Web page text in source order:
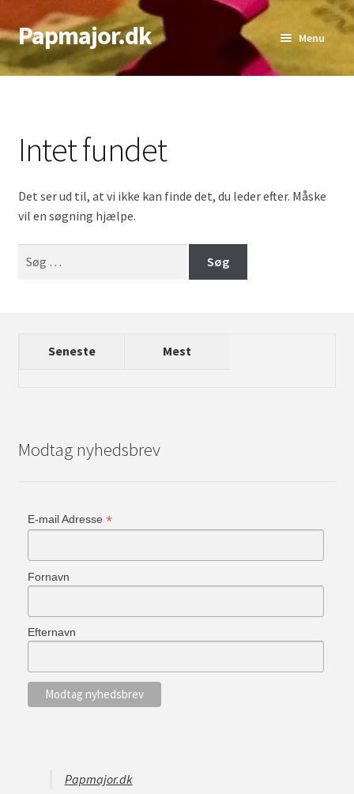
Spring
til
navigation
Spring
til
indhold
Papmajor.dk Menu
Alder
Udfold
Sværhedsgrad
Antal Spillere
Udfold
Bedste Antal
Intet fundet
Det ser ud til, at vi ikke kan finde det, du leder efter. Måske
vil en søgning hjælpe.
efter:
Seneste Mest
Modtag nyhedsbrev
E-mail Adresse *
Fornavn
Efternavn
Papmajor.dk